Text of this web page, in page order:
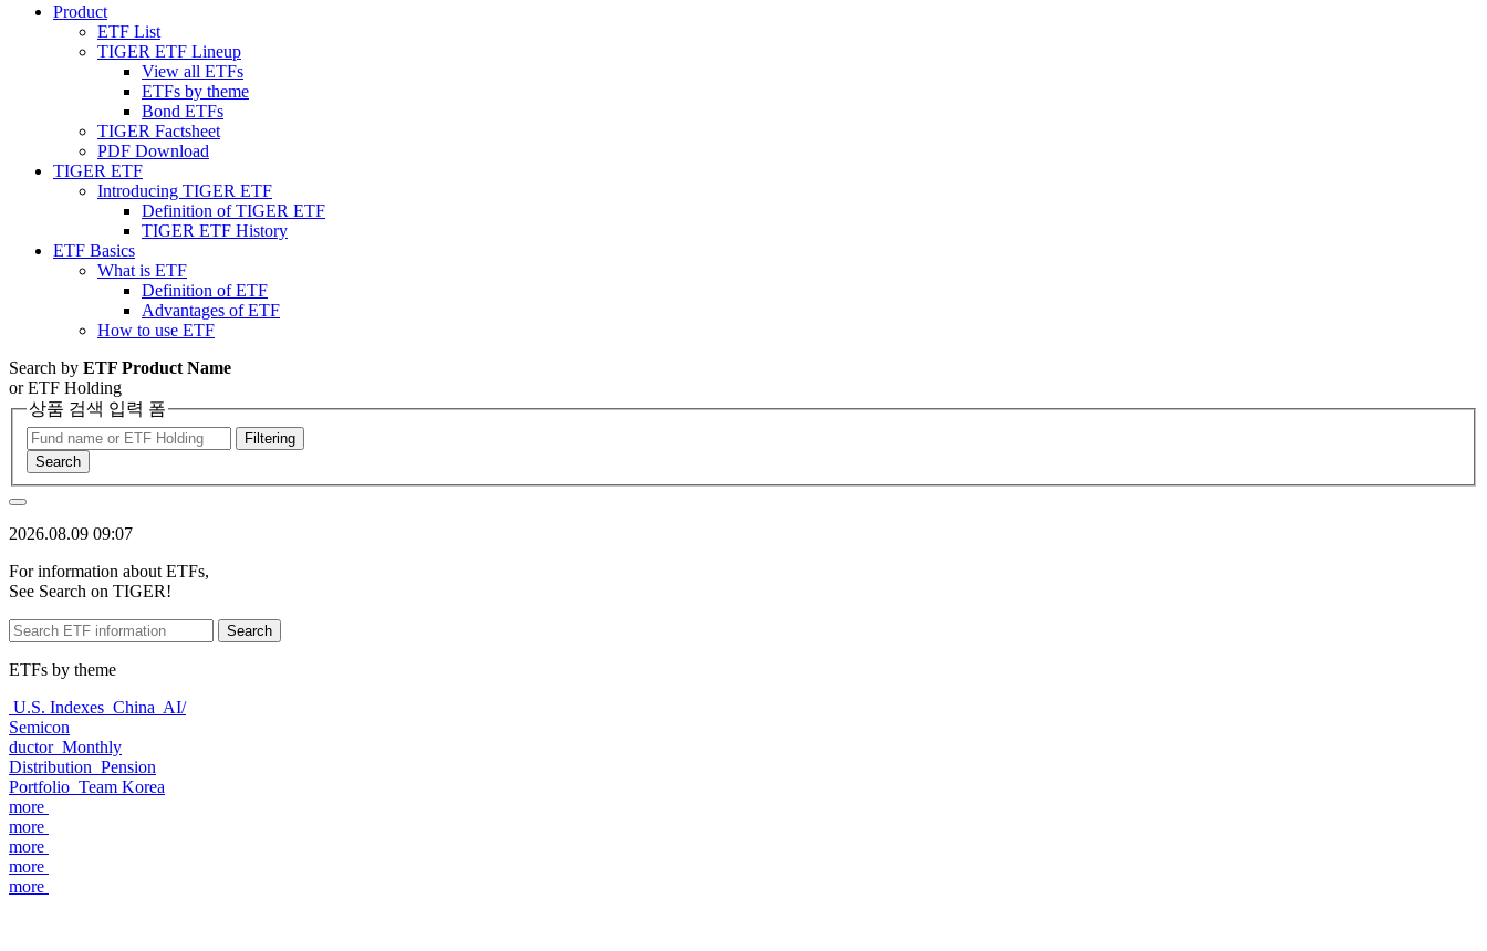
Product
ETF List
TIGER ETF Lineup
View all ETFs
ETFs by theme
Bond ETFs
TIGER Factsheet
PDF Download
TIGER ETF
Introducing TIGER ETF
Definition of TIGER ETF
TIGER ETF History
ETF Basics
What is ETF
Definition of ETF
Advantages of ETF
How to use ETF
Search by ETF Product Name
or ETF Holding
상품 검색 입력 폼
Filtering
Search
2026.08.09 09:07
For information about ETFs,
See Search on TIGER!
Search
ETFs by theme
U.S. Indexes China AI/
Semicon
ductor Monthly
Distribution Pension
Portfolio Team Korea
more
more
more
more
more